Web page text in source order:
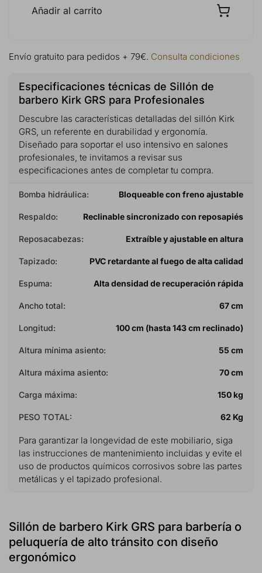
Añadir al carrito
Envío gratuito para pedidos + 79€. Consulta condiciones
Especificaciones técnicas de Sillón de
barbero Kirk GRS para Profesionales
Descubre las características detalladas del sillón Kirk
GRS, un referente en durabilidad y ergonomía.
Diseñado para soportar el uso intensivo en salones
profesionales, te invitamos a revisar sus
especificaciones antes de completar tu compra.
Bomba hidráulica: Bloqueable con freno ajustable
Respaldo: Reclinable sincronizado con reposapiés
Reposacabezas: Extraíble y ajustable en altura
Tapizado: PVC retardante al fuego de alta calidad
Espuma: Alta densidad de recuperación rápida
Ancho total: 67 cm
Longitud: 100 cm (hasta 143 cm reclinado)
Altura mínima asiento: 55 cm
Altura máxima asiento: 70 cm
Carga máxima: 150 kg
PESO TOTAL: 62 Kg
Para garantizar la longevidad de este mobiliario, siga
las instrucciones de mantenimiento incluidas y evite el
uso de productos químicos corrosivos sobre las partes
metálicas y el tapizado profesional.
Sillón de barbero Kirk GRS para barbería o
peluquería de alto tránsito con diseño
ergonómico